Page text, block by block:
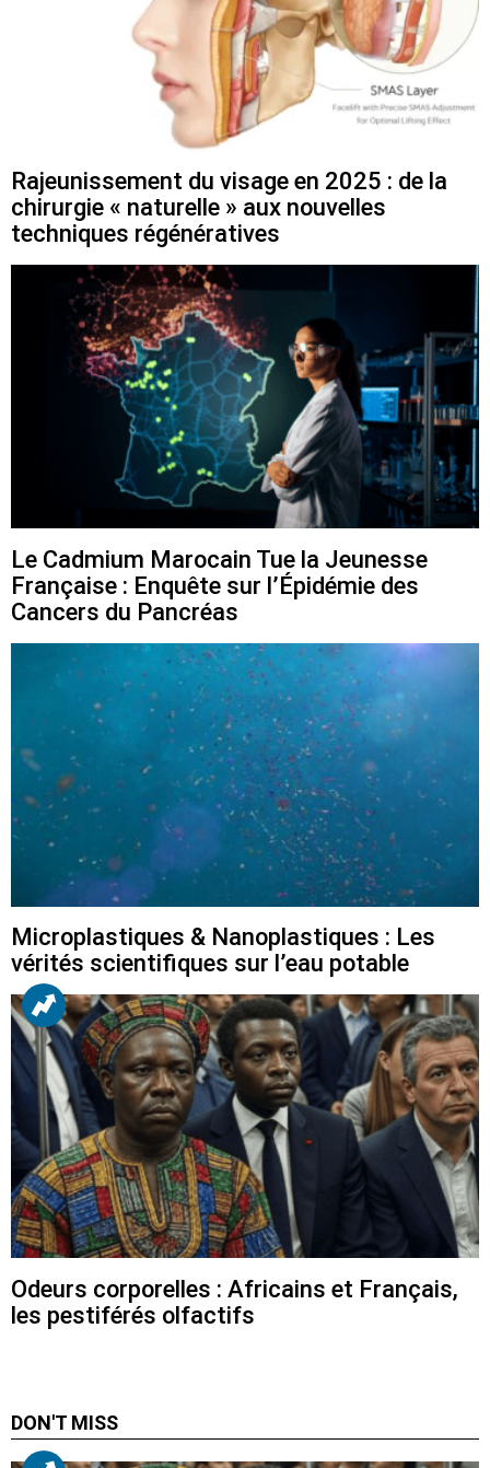
Rajeunissement du visage en 2025 : de la
chirurgie « naturelle » aux nouvelles
techniques régénératives
Le Cadmium Marocain Tue la Jeunesse
Française : Enquête sur l’Épidémie des
Cancers du Pancréas
Microplastiques & Nanoplastiques : Les
vérités scientifiques sur l’eau potable
Odeurs corporelles : Africains et Français,
les pestiférés olfactifs
DON'T MISS